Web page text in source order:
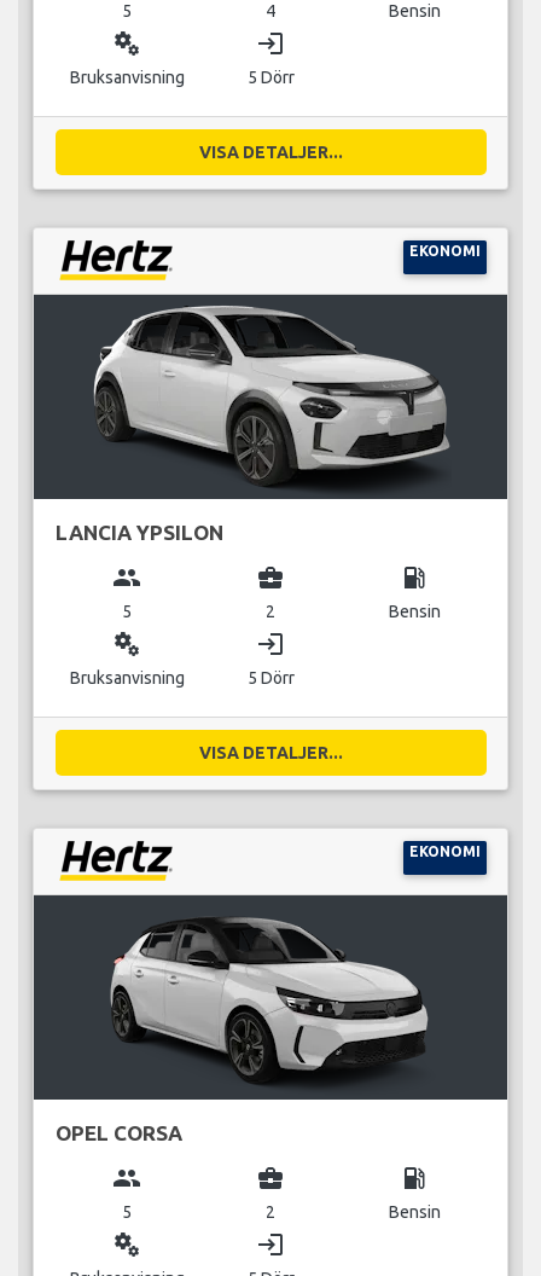
5 4 Bensin
miscellaneous_services
Bruksanvisning
login
5 Dörr
VISA DETALJER...
EKONOMI
LANCIA YPSILON
group
5
business_center
2
local_gas_station
Bensin
miscellaneous_services
Bruksanvisning
login
5 Dörr
VISA DETALJER...
EKONOMI
OPEL CORSA
group
5
business_center
2
local_gas_station
Bensin
miscellaneous_services login